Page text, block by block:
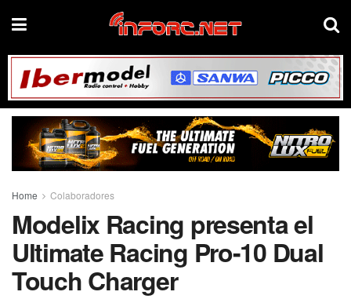
Home Colaboradores
Modelix Racing presenta el
Ultimate Racing Pro-10 Dual
Touch Charger